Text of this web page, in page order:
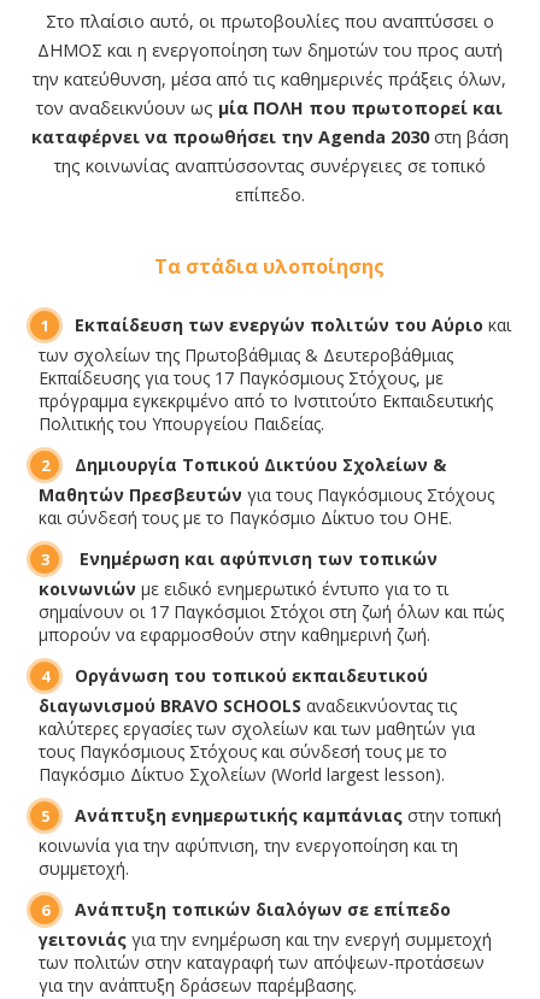
Στο πλαίσιο αυτό, οι πρωτοβουλίες που αναπτύσσει ο
ΔΗΜΟΣ και η ενεργοποίηση των δημοτών του προς αυτή
την κατεύθυνση, μέσα από τις καθημερινές πράξεις όλων,
τον αναδεικνύουν ως μία ΠΟΛΗ που πρωτοπορεί και
καταφέρνει να προωθήσει την Agenda 2030στη βάση
της κοινωνίας αναπτύσσοντας συνέργειες σε τοπικό
επίπεδο.
Τα στάδια υλοποίησης
Εκπαίδευση των ενεργών πολιτών του Αύριο και
των σχολείων της Πρωτοβάθμιας & Δευτεροβάθμιας
Εκπαίδευσης για τους 17 Παγκόσμιους Στόχους, με
πρόγραμμα εγκεκριμένο από το Ινστιτούτο Εκπαιδευτικής
Πολιτικής του Υπουργείου Παιδείας.
Δημιουργία Τοπικού Δικτύου Σχολείων &
Μαθητών Πρεσβευτών για τους Παγκόσμιους Στόχους
και σύνδεσή τους με το Παγκόσμιο Δίκτυο του ΟΗΕ.
Ενημέρωση και αφύπνιση των τοπικών
κοινωνιών με ειδικό ενημερωτικό έντυπο για το τι
σημαίνουν οι 17 Παγκόσμιοι Στόχοι στη ζωή όλων και πώς
μπορούν να εφαρμοσθούν στην καθημερινή ζωή.
Οργάνωση του τοπικού εκπαιδευτικού
διαγωνισμού BRAVO SCHOOLS αναδεικνύοντας τις
καλύτερες εργασίες των σχολείων και των μαθητών για
τους Παγκόσμιους Στόχους και σύνδεσή τους με το
Παγκόσμιο Δίκτυο Σχολείων (World largest lesson).
Ανάπτυξη ενημερωτικής καμπάνιας στην τοπική
κοινωνία για την αφύπνιση, την ενεργοποίηση και τη
συμμετοχή.
Ανάπτυξη τοπικών διαλόγων σε επίπεδο
γειτονιάς για την ενημέρωση και την ενεργή συμμετοχή
των πολιτών στην καταγραφή των απόψεων-προτάσεων
για την ανάπτυξη δράσεων παρέμβασης.